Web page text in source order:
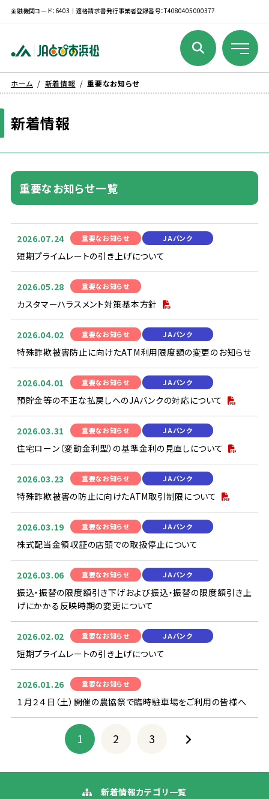
金融機関コード：6403｜適格請求書発行事業者登録番号：T4080405000377
ホーム 新着情報 重要なお知らせ
新着情報
重要なお知らせ一覧
2026.07.24 重要なお知らせ JAバンク
短期プライムレートの引 き上げについて
2026.05.28 重要なお知らせ
カスタマーハラスメント対策基本方針
2026.04.02 重要なお知らせ JAバンク
特殊詐欺被害防止に向けたATM利用限度額の変更のお知らせ
2026.04.01 重要なお知らせ JAバンク
預貯金等の不正な払戻 しへのJAバンクの対応について
2026.03.31 重要なお知らせ JAバンク
住宅ローン（変動金利型）の基準金利の見直しについて
2026.03.23 重要なお知らせ JAバンク
特殊詐欺被害の防止に向 けたATM取引制限 について
2026.03.19 重要なお知らせ JAバンク
株式配当金領収証の店頭での取扱停止について
2026.03.06 重要なお知らせ JAバンク
振込・振替の限度額引き下げおよび振込・振替の限度額引 き上
げにかかる 反映時期の変更について
2026.02.02 重要なお知らせ JAバンク
短期プライムレートの引 き上げについて
2026.01.26 重要なお知らせ
１ 月２４ 日 （土） 開催の農協祭で臨時駐車場をご利用の皆様へ
1 2 3
新着情報カテゴリ 一覧